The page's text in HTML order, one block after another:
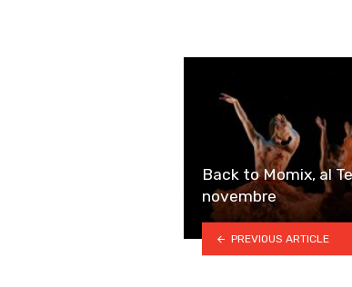
Back to Momix, al
novembre
PREVIOUS ARTICLE